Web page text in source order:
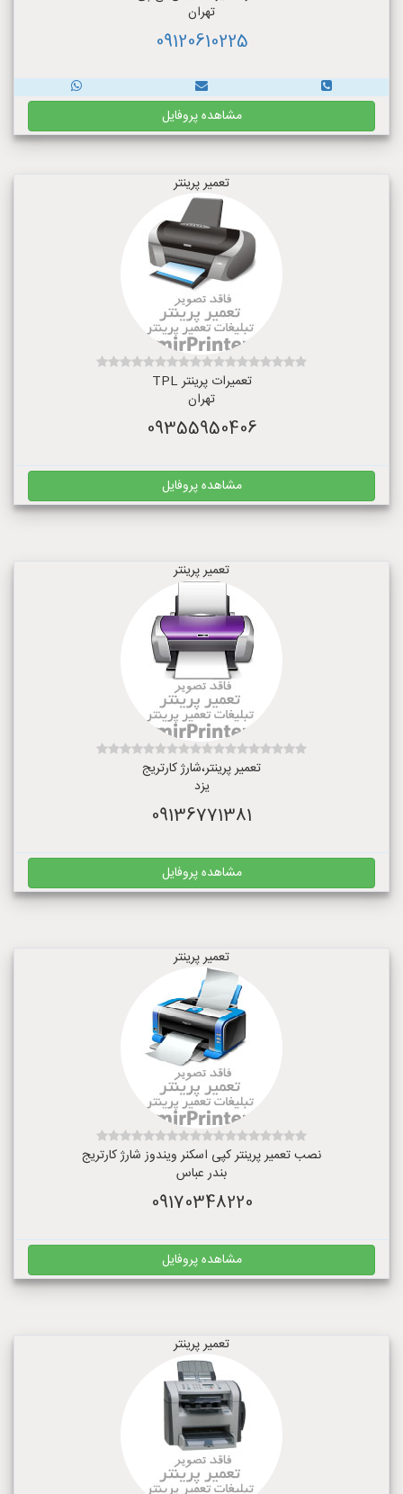
تهران
09120610225
مشاهده پروفایل
تعمیر پرینتر
تعمیرات پرینتر TPL
تهران
09355950406
مشاهده پروفایل
تعمیر پرینتر
تعمیر پرینتر،شارژ کارتریج
یزد
09136771381
مشاهده پروفایل
تعمیر پرینتر
نصب تعمیر پرینتر کپی اسکنر ویندوز شارژ کارتریج
بندر عباس
09170348220
مشاهده پروفایل
تعمیر پرینتر